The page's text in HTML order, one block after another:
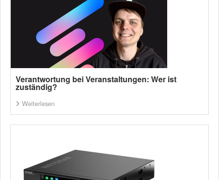
Verantwortung bei Veranstaltungen: Wer ist
zuständig?
Weiterlesen